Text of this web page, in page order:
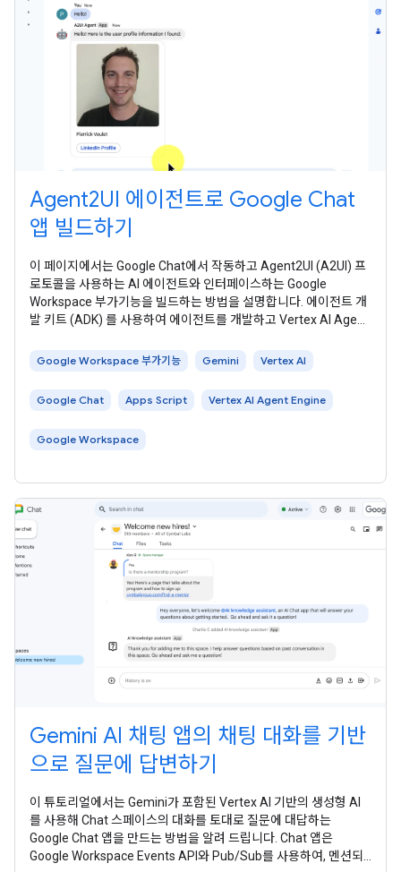
Agent2UI 에이전트로 Google Chat
앱 빌드하기
이 페이지에서는 Google Chat에서 작동하고 Agent2UI (A2UI) 프
로토콜을 사용하는 AI 에이전트와 인터페이스하는 Google
Workspace 부가기능을 빌드하는 방법을 설명합니다. 에이전트 개
발 키트 (ADK) 를 사용하여 에이전트를 개발하고 Vertex AI Agent
위해 환경을 자율적으로 인식하고, 추론하고, 복잡한 다단계 작업을
Google Workspace 부가기능 Gemini Vertex AI
Google Chat Apps Script Vertex AI Agent Engine
Google Workspace
Gemini AI 채팅 앱의 채팅 대화를 기반
으로 질문에 답변하기
이 튜토리얼에서는 Gemini가 포함된 Vertex AI 기반의 생성형 AI
를 사용해 Chat 스페이스의 대화를 토대로 질문에 대답하는
Google Chat 앱을 만드는 방법을 알려 드립니다. Chat 앱은
Google Workspace Events API와 Pub/Sub를 사용하여, 멘션되